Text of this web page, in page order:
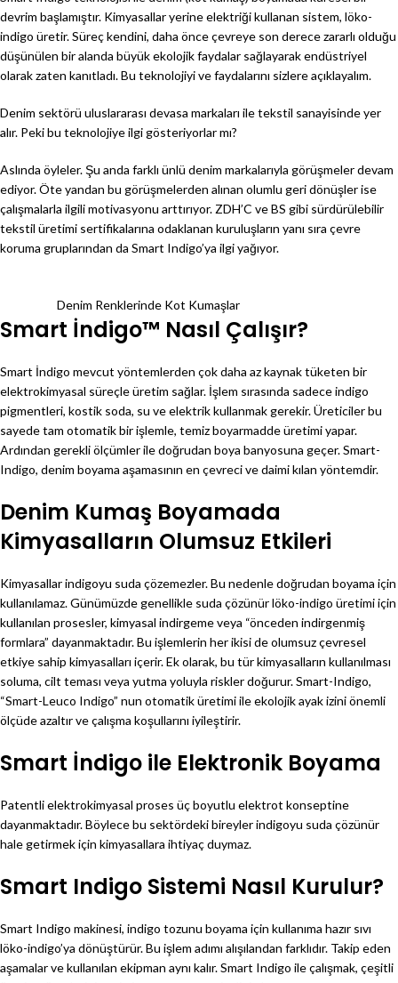
devrim başlamıştır. Kimyasallar yerine elektriği kullanan sistem, löko-
indigo üretir. Süreç kendini, daha önce çevreye son derece zararlı olduğu
düşünülen bir alanda büyük ekolojik faydalar sağlayarak endüstriyel
olarak zaten kanıtladı. Bu teknolojiyi ve faydalarını sizlere açıklayalım.
Denim sektörü uluslararası devasa markaları ile tekstil sanayisinde yer
alır. Peki bu teknolojiye ilgi gösteriyorlar mı?
Aslında öyleler. Şu anda farklı ünlü denim markalarıyla görüşmeler devam
ediyor. Öte yandan bu görüşmelerden alınan olumlu geri dönüşler ise
çalışmalarla ilgili motivasyonu arttırıyor. ZDH’C ve BS gibi sürdürülebilir
tekstil üretimi sertifikalarına odaklanan kuruluşların yanı sıra çevre
koruma gruplarından da Smart Indigo’ya ilgi yağıyor.
Denim Renklerinde Kot Kumaşlar
Smart İndigo™ Nasıl Çalışır?
Smart İndigo mevcut yöntemlerden çok daha az kaynak tüketen bir
elektrokimyasal süreçle üretim sağlar. İşlem sırasında sadece indigo
pigmentleri, kostik soda, su ve elektrik kullanmak gerekir. Üreticiler bu
sayede tam otomatik bir işlemle, temiz boyarmadde üretimi yapar.
Ardından gerekli ölçümler ile doğrudan boya banyosuna geçer. Smart-
Indigo, denim boyama aşamasının en çevreci ve daimi kılan yöntemdir.
Denim Kumaş Boyamada
Kimyasalların Olumsuz Etkileri
Kimyasallar indigoyu suda çözemezler. Bu nedenle doğrudan boyama için
kullanılamaz. Günümüzde genellikle suda çözünür löko-indigo üretimi için
kullanılan prosesler, kimyasal indirgeme veya “önceden indirgenmiş
formlara” dayanmaktadır. Bu işlemlerin her ikisi de olumsuz çevresel
etkiye sahip kimyasalları içerir. Ek olarak, bu tür kimyasalların kullanılması
soluma, cilt teması veya yutma yoluyla riskler doğurur. Smart-Indigo,
“Smart-Leuco Indigo” nun otomatik üretimi ile ekolojik ayak izini önemli
ölçüde azaltır ve çalışma koşullarını iyileştirir.
Smart İndigo ile Elektronik Boyama
Patentli elektrokimyasal proses üç boyutlu elektrot konseptine
dayanmaktadır. Böylece bu sektördeki bireyler indigoyu suda çözünür
hale getirmek için kimyasallara ihtiyaç duymaz.
Smart Indigo Sistemi Nasıl Kurulur?
Smart Indigo makinesi, indigo tozunu boyama için kullanıma hazır sıvı
löko-indigo’ya dönüştürür. Bu işlem adımı alışılandan farklıdır. Takip eden
aşamalar ve kullanılan ekipman aynı kalır. Smart Indigo ile çalışmak, çeşitli